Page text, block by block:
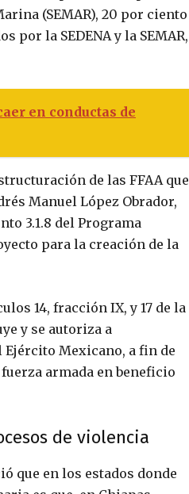
(SEMAR), 20 por ciento
por la SEDENA y la SEMAR,
en conductas de
de las FFAA que
Manuel López Obrador,
3.1.8 del Programa
para la creación de la
14, fracción IX, y 17 de la
y se autoriza a
Mexicano, a fin de
armada en beneficio
de violencia
que en los estados donde